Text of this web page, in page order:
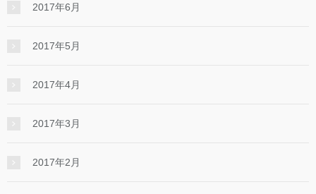
2017年6月
2017年5月
2017年4月
2017年3月
2017年2月